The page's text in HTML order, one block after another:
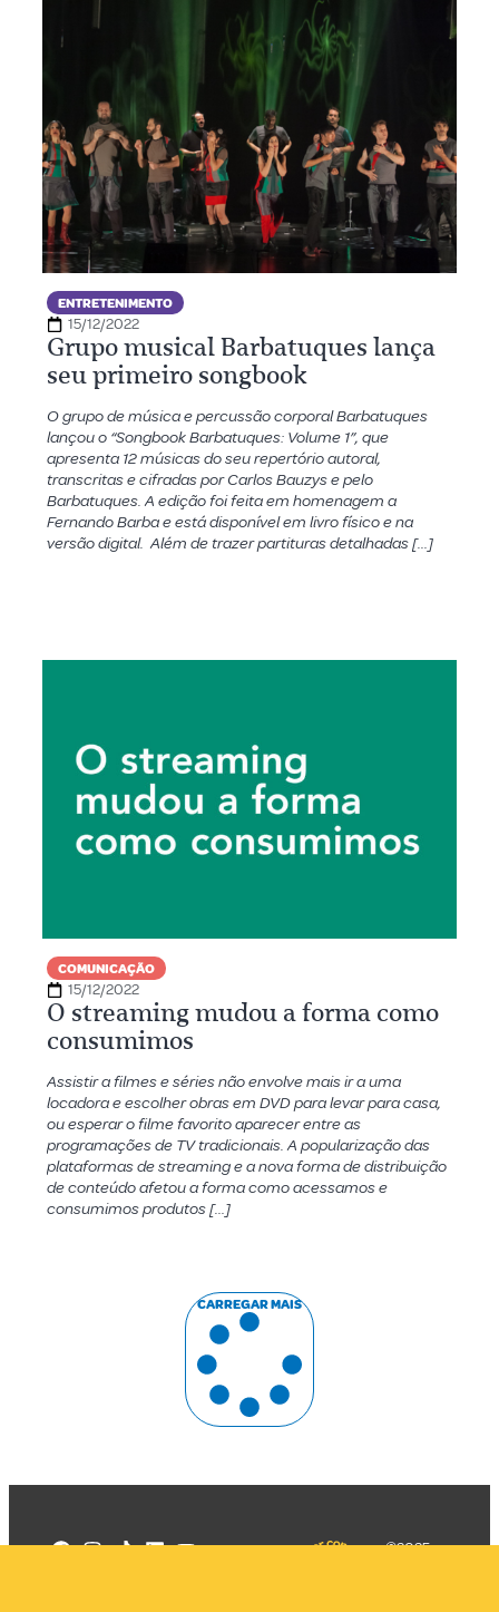
ENTRETENIMENTO
15/12/2022
Grupo musical Barbatuques lança
seu primeiro songbook
O grupo de música e percussão corporal Barbatuques
lançou o “Songbook Barbatuques: Volume 1”, que
apresenta 12 músicas do seu repertório autoral,
transcritas e cifradas por Carlos Bauzys e pelo
Barbatuques. A edição foi feita em homenagem a
Fernando Barba e está disponível em livro físico e na
versão digital. Além de trazer partituras detalhadas […]
COMUNICAÇÃO
15/12/2022
O streaming mudou a forma como
consumimos
Assistir a filmes e séries não envolve mais ir a uma
locadora e escolher obras em DVD para levar para casa,
ou esperar o filme favorito aparecer entre as
programações de TV tradicionais. A popularização das
plataformas de streaming e a nova forma de distribuição
de conteúdo afetou a forma como acessamos e
consumimos produtos […]
CARREGAR MAIS
©2025